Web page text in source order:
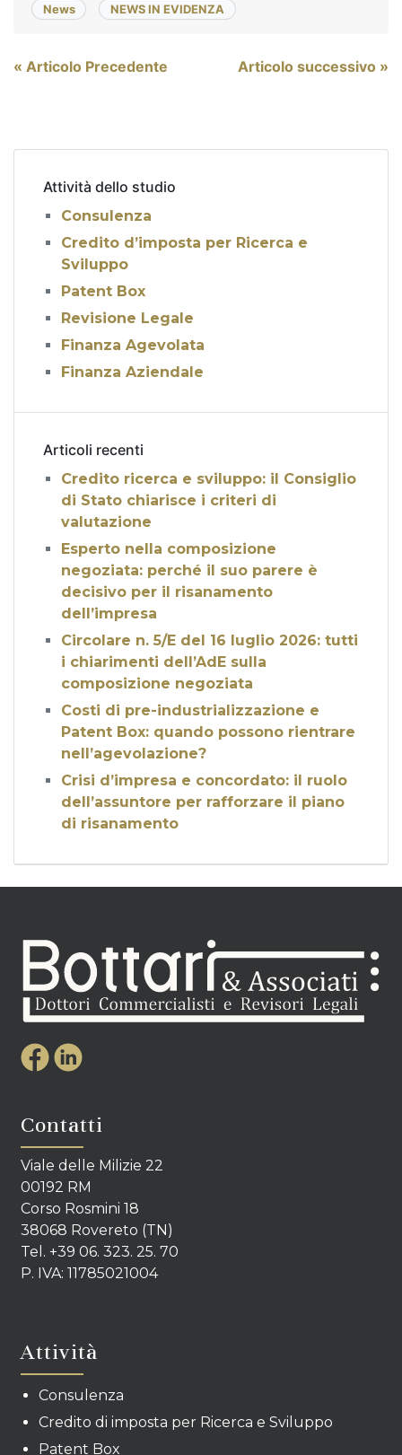
News NEWS IN EVIDENZA
Navigazione
« Articolo Precedente Articolo successivo »
Attività dello studio
Consulenza
Credito d’imposta per Ricerca e
Sviluppo
Patent Box
Revisione Legale
Finanza Agevolata
Finanza Aziendale
Articoli recenti
Credito ricerca e sviluppo: il Consiglio
di Stato chiarisce i criteri di
valutazione
Esperto nella composizione
negoziata: perché il suo parere è
decisivo per il risanamento
dell’impresa
Circolare n. 5/E del 16 luglio 2026: tutti
i chiarimenti dell’AdE sulla
composizione negoziata
Costi di pre-industrializzazione e
Patent Box: quando possono rientrare
nell’agevolazione?
Crisi d’impresa e concordato: il ruolo
dell’assuntore per rafforzare il piano
di risanamento
Contatti
Viale delle Milizie 22
00192 RM
Corso Rosmini 18
38068 Rovereto (TN)
Tel. +39 06. 323. 25. 70
P. IVA: 11785021004
Attività
Consulenza
Credito di imposta per Ricerca e Sviluppo
Patent Box